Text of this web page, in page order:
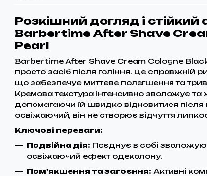
Розкішний догляд і стійкий
Barbertime After Shave
Pearl
Barbertime After Shave Cream Cologne
просто засіб після гоління. Це справжній
що забезпечує миттєве полегшення та
Кремова текстура інтенсивно зволожує та
допомагаючи їй швидко відновитися після
освіжаючий, він не створює відчуття
Ключові переваги:
Подвійна дія: Поєднує в собі
освіжаючий ефект одеколону.
Пом'якшення та загоєння: Активні